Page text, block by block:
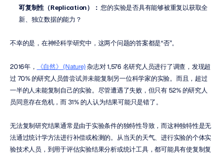
可复制性（Replication）： 您的实验是否具有能够被重复以获取全
新、独立数据的能力？
不幸的是，在神经科学研究中，这两个问题的答案都是“否”。
2016年， 《自然》 (Nature) 杂志对 1,576 名研究人员进行了调查，发现超
过 70% 的研究人员曾尝试并未能复制另一位科学家的实验。而且，超过
一半的人未能复制自己的实验。尽管遭遇了失败，但只有 52% 的研究人
员同意存在危机，而 31% 的人认为结果可能只是错了。
无法复制研究结果通常是由于实验条件的独特性导致，而这种独特性是无
法通过统计学方法进行补偿或检测的。从当天的天气、进行实验的个体实
验技术人员，到用于评估实验结果分析或统计工具，都可能具有使复制复